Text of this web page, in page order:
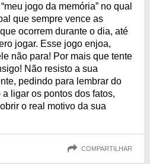
jogo da memória” no qual
que sempre vence as
ocorrem durante o dia, até
jogar. Esse jogo enjoa,
não para! Por mais que tente
Não resisto a sua
pedindo para lembrar do
ligar os pontos dos fatos,
o real motivo da sua
COMPARTILHAR